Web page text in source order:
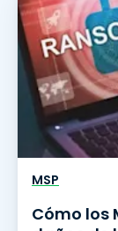
MSP
Cómo los